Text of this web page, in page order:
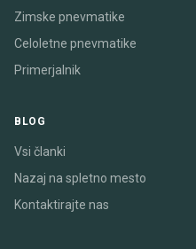
Zimske pnevmatike
Celoletne pnevmatike
Primerjalnik
BLOG
Vsi članki
Nazaj na spletno mesto
Kontaktirajte nas